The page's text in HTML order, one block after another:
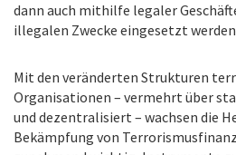
dann auch mithilfe legaler
illegalen Zwecke eingesetzt
Mit den veränderten Strukturen
Organisationen – vermehrt über
und dezentralisiert – wachsen die
Bekämpfung von